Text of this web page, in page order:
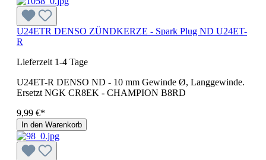
U24ETR DENSO ZÜNDKERZE - Spark Plug ND U24ET-
R
Lieferzeit 1-4 Tage
U24ET-R DENSO ND - 10 mm Gewinde Ø, Langgewinde.
Ersetzt NGK CR8EK - CHAMPION B8RD
9,99 €*
In den Warenkorb